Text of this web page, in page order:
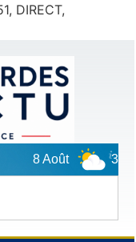
DIRECT,
8 Août 31°C